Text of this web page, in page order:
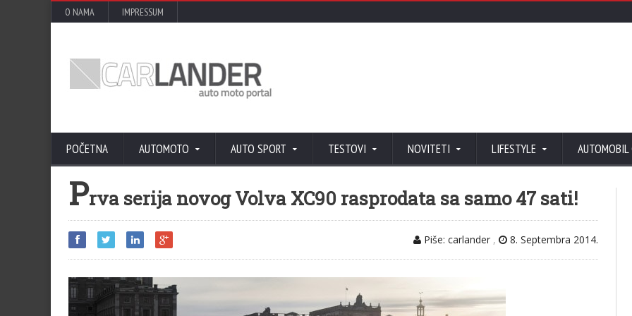
O NAMA IMPRESSUM
POČETNA AUTOMOTO AUTO SPORT TESTOVI NOVITETI LIFESTYLE AUTOMOBIL
Prva serija novog Volva XC90 rasprodata sa samo 47 sati!
Piše: carlander , 8. Septembra 2014.